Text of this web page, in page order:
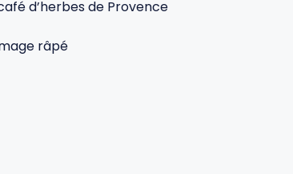
d’herbes de Provence
râpé